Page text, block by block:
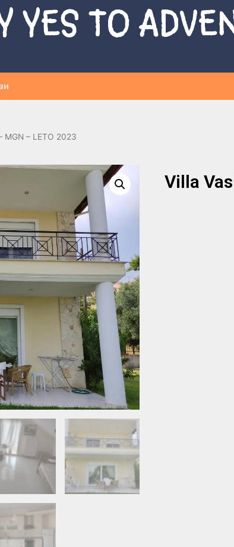
YES TO
MGN – LETO 2023
Villa